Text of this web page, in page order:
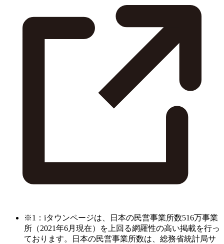
※1：iタウンページは、日本の民営事業所数516万事業
所（2021年6月現在）を上回る網羅性の高い掲載を行っ
ております。日本の民営事業所数は、総務省統計局サ